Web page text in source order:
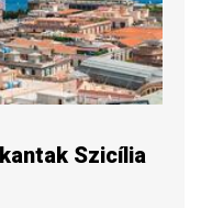
Szicília